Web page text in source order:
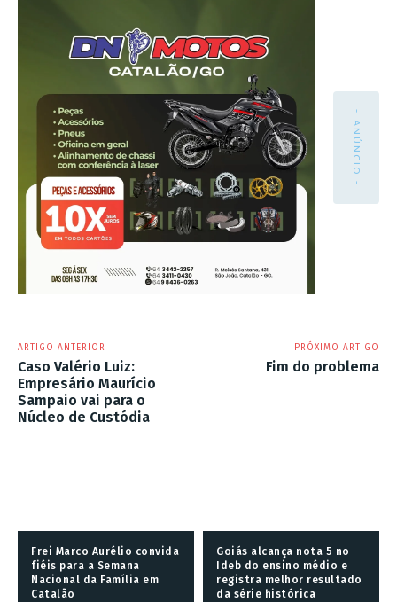
- ANÚNCIO -
ARTIGO ANTERIOR
Caso Valério Luiz:
Empresário Maurício
Sampaio vai para o
Núcleo de Custódia
PRÓXIMO ARTIGO
Fim do problema
Frei Marco Aurélio convida
fiéis para a Semana
Nacional da Família em
Catalão
Goiás alcança nota 5 no
Ideb do ensino médio e
registra melhor resultado
da série histórica